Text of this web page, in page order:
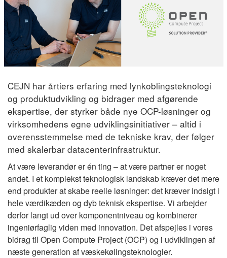
CEJN har årtiers erfaring med lynkoblingsteknologi
og produktudvikling og bidrager med afgørende
ekspertise, der styrker både nye OCP-løsninger og
virksomhedens egne udviklingsinitiativer – altid i
overensstemmelse med de tekniske krav, der følger
med skalerbar datacenterinfrastruktur.
At være leverandør er én ting – at være partner er noget
andet. I et komplekst teknologisk landskab kræver det mere
end produkter at skabe reelle løsninger: det kræver indsigt i
hele værdikæden og dyb teknisk ekspertise. Vi arbejder
derfor langt ud over komponentniveau og kombinerer
ingeniørfaglig viden med innovation. Det afspejles i vores
bidrag til Open Compute Project (OCP) og i udviklingen af
næste generation af væskekølingsteknologier.